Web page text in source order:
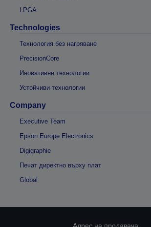
LPGA
Technologies
Технология без нагряване
PrecisionCore
Иновативни технологии
Устойчиви технологии
Company
Executive Team
Epson Europe Electronics
Digigraphie
Печат директно върху плат
Global